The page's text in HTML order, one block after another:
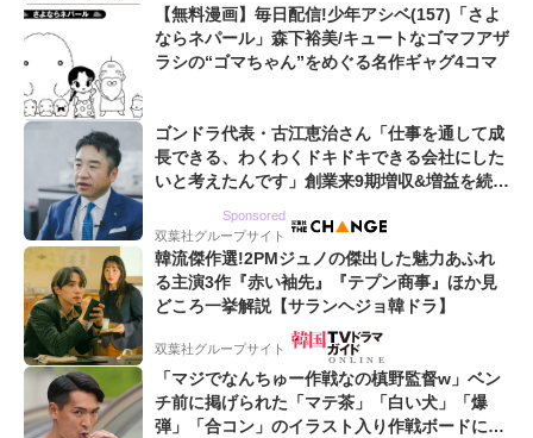
【無料漫画】毎日配信!少年アシベ(157)「さよ
ならネパール」森下裕美/キュートなゴマフアザ
ラシの“ゴマちゃん”をめぐる名作ギャグ4コマ
ゴンドラ代表・古江恵治さん「仕事を通して成
長できる、わくわくドキドキできる会社にした
いと考えたんです」創業来9期増収&増益を続け
Sponsored
双葉社グループサイト
韓流傑作選!2PMジュノの傑出した魅力あふれ
る主演3作『赤い袖先』『テプン商事』ほか見
どころ一挙解説【サランヘジョ韓ドラ】
双葉社グループサイト
「マジでなんちゅー作戦なの槙野監督w」ベン
チ前に掲げられた「マテ茶」「白い犬」「爆
弾」「合コン」のイラスト入り作戦ボードにフ